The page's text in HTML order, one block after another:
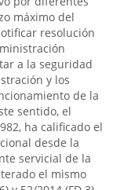
máximo del
resolución
a la seguridad
y los
de la
sentido, el
ha calificado el
desde la
servicial de la
el mismo